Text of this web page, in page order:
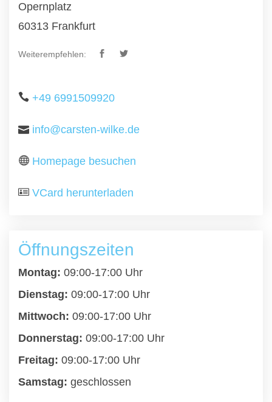
Opernplatz
60313 Frankfurt
Weiterempfehlen:
+49 6991509920
info@carsten-wilke.de
Homepage besuchen
VCard herunterladen
Öffnungszeiten
Montag: 09:00-17:00 Uhr
Dienstag: 09:00-17:00 Uhr
Mittwoch: 09:00-17:00 Uhr
Donnerstag: 09:00-17:00 Uhr
Freitag: 09:00-17:00 Uhr
Samstag: geschlossen